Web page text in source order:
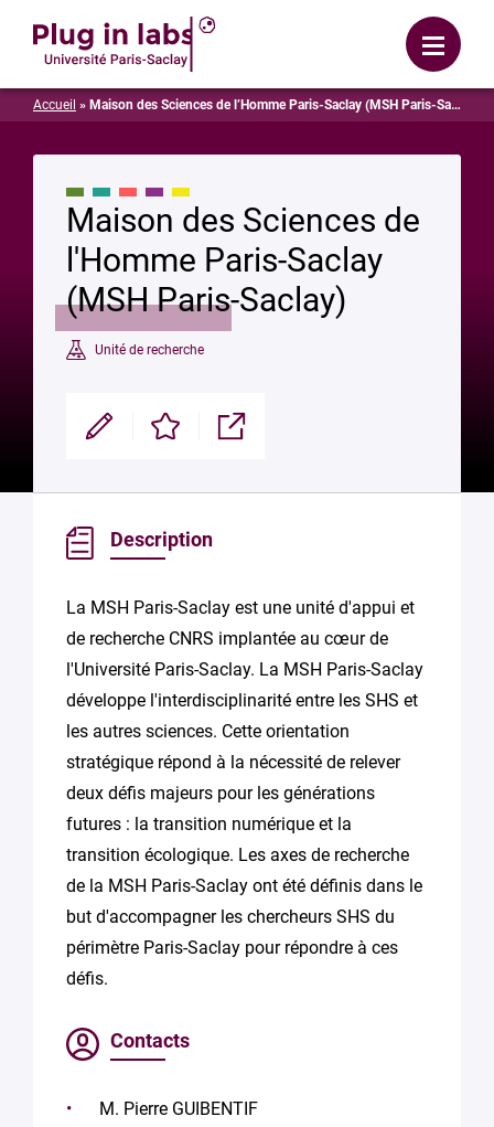
Menu
Accueil » Maison des Sciences de l’Homme Paris-Saclay (MSH Paris-Saclay)
Maison des Sciences de
l'Homme Paris-Saclay
(MSH Paris-Saclay)
Unité de recherche
Modifier Enregistrer Partager
Description
La MSH Paris-Saclay est une unité d'appui et
de recherche CNRS implantée au cœur de
l'Université Paris-Saclay. La MSH Paris-Saclay
développe l'interdisciplinarité entre les SHS et
les autres sciences. Cette orientation
stratégique répond à la nécessité de relever
deux défis majeurs pour les générations
futures : la transition numérique et la
transition écologique. Les axes de recherche
de la MSH Paris-Saclay ont été définis dans le
but d'accompagner les chercheurs SHS du
périmètre Paris-Saclay pour répondre à ces
défis.
Contacts
M. Pierre GUIBENTIF